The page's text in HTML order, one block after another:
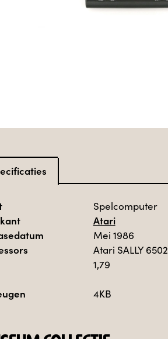
Spelcomputer
Atari
Mei 1986
Atari SALLY 6502
1,79
4KB